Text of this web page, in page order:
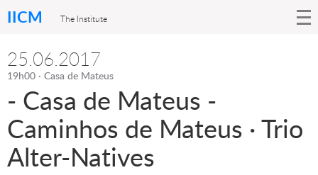
IICM The Institute
25.06.2017
19h00 · Casa de Mateus
- Casa de Mateus -
Caminhos de Mateus · Trio
Alter-Natives